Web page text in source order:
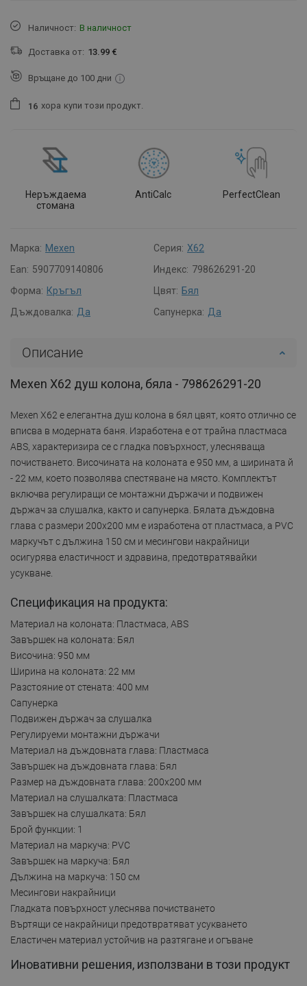
Наличност: В наличност
Доставка от: 13.99 €
Връщане до 100 дни
1 6 хора купи този продукт.
Неръждаема
стомана
AntiCalc PerfectClean
Марка: Mexen Серия: X62
Ean: 5907709140806 Индекс: 798626291-20
Форма: Кръгъл Цвят: Бял
Дъждовалка: Да Сапунерка: Да
Описание
Mexen X62 душ колона, бяла - 798626291-20
Mexen X62 е елегантна душ колона в бял цвят, която отлично се
вписва в модерната баня. Изработена е от трайна пластмаса
ABS, характеризира се с гладка повърхност, улесняваща
почистването. Височината на колоната е 950 мм, а ширината й
- 22 мм, което позволява спестяване на място. Комплектът
включва регулиращи се монтажни държачи и подвижен
държач за слушалка, както и сапунерка. Бялата дъждовна
глава с размери 200x200 мм е изработена от пластмаса, а PVC
маркучът с дължина 150 см и месингови накрайници
осигурява еластичност и здравина, предотвратявайки
усукване.
Спецификация на продукта:
Материал на колоната: Пластмаса, ABS
Завършек на колоната: Бял
Височина: 950 мм
Ширина на колоната: 22 мм
Разстояние от стената: 400 мм
Сапунерка
Подвижен държач за слушалка
Регулируеми монтажни държачи
Материал на дъждовната глава: Пластмаса
Завършек на дъждовната глава: Бял
Размер на дъждовната глава: 200x200 мм
Материал на слушалката: Пластмаса
Завършек на слушалката: Бял
Брой функции: 1
Материал на маркуча: PVC
Завършек на маркуча: Бял
Дължина на маркуча: 150 см
Месингови накрайници
Гладката повърхност улеснява почистването
Въртящи се накрайници предотвратяват усукването
Еластичен материал устойчив на разтягане и огъване
Иновативни решения, използвани в този продукт